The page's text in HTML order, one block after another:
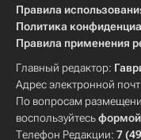
Правила
Политика
Правила применения
Главный редактор:
Адрес электронной
По вопросам
воспользуйтесьформой
Телефон Редакции: 7